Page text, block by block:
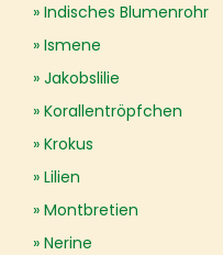
Indisches Blumenrohr
Ismene
Jakobslilie
Korallentröpfchen
Krokus
Lilien
Montbretien
Nerine